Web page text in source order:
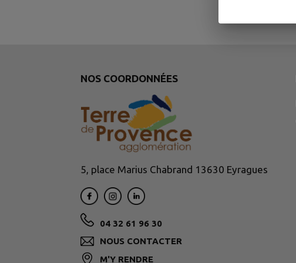
NOS COORDONNÉES
5, place Marius Chabrand 13630 Eyragues
04 32 61 96 30
NOUS CONTACTER
M'Y RENDRE